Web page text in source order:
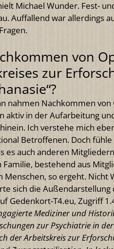
Michael Wunder. Fest-
Auffallend war allerdings
von
zur
nahmen Nachkommen
aktiv in der Aufarbeitung
Ich verstehe mich
Betroffenen. Doch
es auch anderen
Familie, bestehend aus
Menschen, so ergeht. Nicht
sich die
Gedenkort-T4.eu, Zugriff
Mediziner und
zur Psychiatrie in
der Arbeitskreis zur